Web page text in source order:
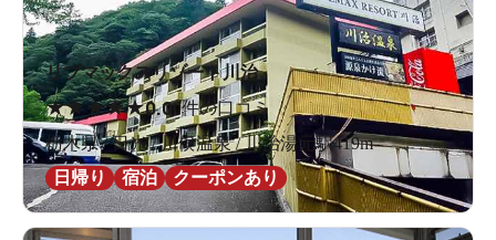
リブマックスリゾート川治
★★★★★0.00件の口コミ
栃木県 / 日光 / 川俣温泉 / 川治湯元駅419m
日帰り
宿泊 クーポンあり